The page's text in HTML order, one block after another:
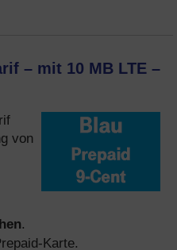
– mit 10 MB LTE –
von
.
Karte.